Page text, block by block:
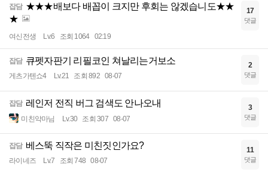
잡담 ★★★배보다 배꼽이 크지만 후회는 않겠습니도★★
★
여신전생 Lv.6 조회 1064 02:19
17
댓글
잡담 큐펫자판기 리필코인 쳐날리는거보소
게츠가텐쇼4 Lv.21 조회 892 08-07
2
댓글
잡담 레인저 전직 버그 검색도 안나오내
미친악마님 Lv.30 조회 307 08-07
3
댓글
잡담 베스뚝 직작은 미친짓인가요?
라이네즈 Lv.7 조회 748 08-07
11
댓글